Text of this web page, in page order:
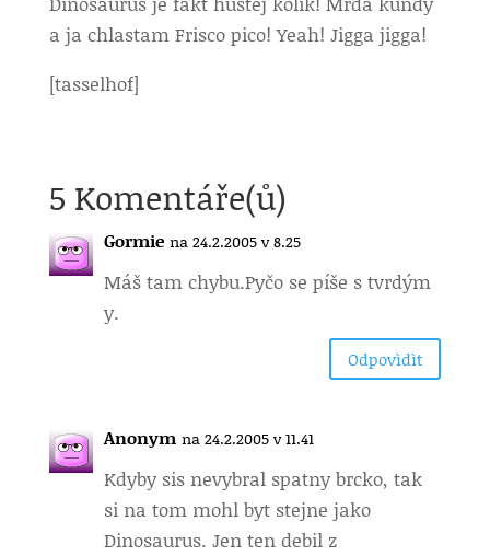
a ja chlastam Frisco pico! Yeah! Jigga jigga!
[tasselhof]
5 Komentáře(ů)
Gormie na 24.2.2005 v 8.25
Máš tam chybu.Pyčo se píše s tvrdým
y.
Odpovìdìt
Anonym na 24.2.2005 v 11.41
Kdyby sis nevybral spatny brcko, tak
si na tom mohl byt stejne jako
Dinosaurus. Jen ten debil z